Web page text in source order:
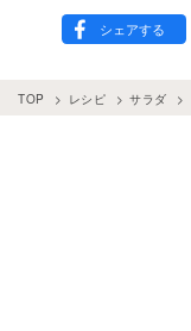
TOP レシピ サラダ